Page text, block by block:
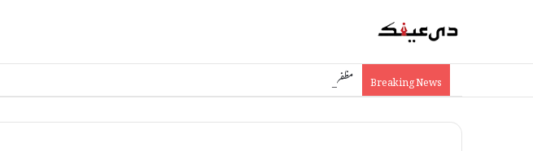
Breaking News مظفرپور کے 4.17 لاکھ پنشنرز کے لیے خوشخبری: 64.58 کروڑ روپے براہ راست اکاؤنٹس میں منتقل